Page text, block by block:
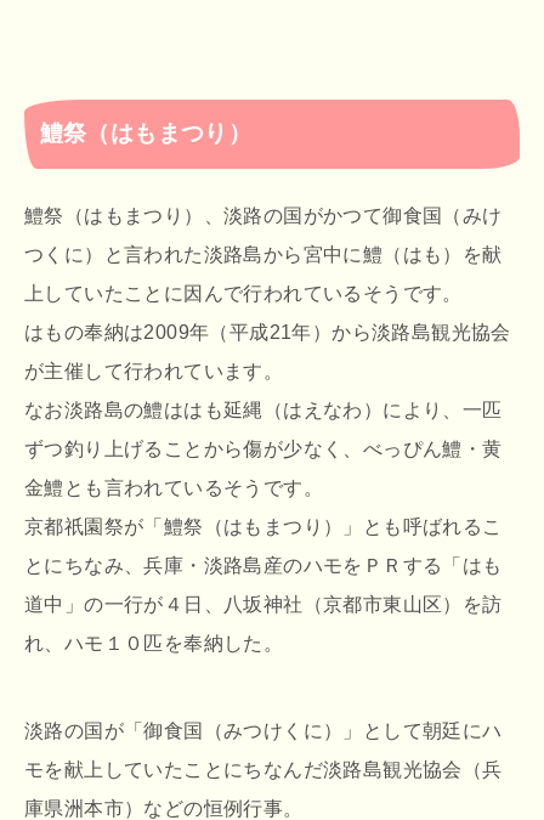
鱧祭（はもまつり）
鱧祭（はもまつり）、淡路の国がかつて御食国（みけ
つくに）と言われた淡路島から宮中に鱧（はも）を献
上していたことに因んで行われているそうです。
はもの奉納は2009年（平成21年）から淡路島観光協会
が主催して行われています。
なお淡路島の鱧ははも延縄（はえなわ）により、一匹
ずつ釣り上げることから傷が少なく、べっぴん鱧・黄
金鱧とも言われているそうです。
京都祇園祭が「鱧祭（はもまつり）」とも呼ばれるこ
とにちなみ、兵庫・淡路島産のハモをＰＲする「はも
道中」の一行が４日、八坂神社（京都市東山区）を訪
れ、ハモ１０匹を奉納した。
淡路の国が「御食国（みつけくに）」として朝廷にハ
モを献上していたことにちなんだ淡路島観光協会（兵
庫県洲本市）などの恒例行事。